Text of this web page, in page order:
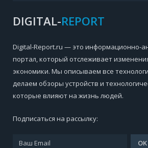
DIGITAL-REPORT
Digital-Report.ru — это информационно-
портал, который отслеживает
экономики. Мы описываем все
делаем обзоры устройств и
которые влияют на жизнь людей.
Подписаться на рассылку: